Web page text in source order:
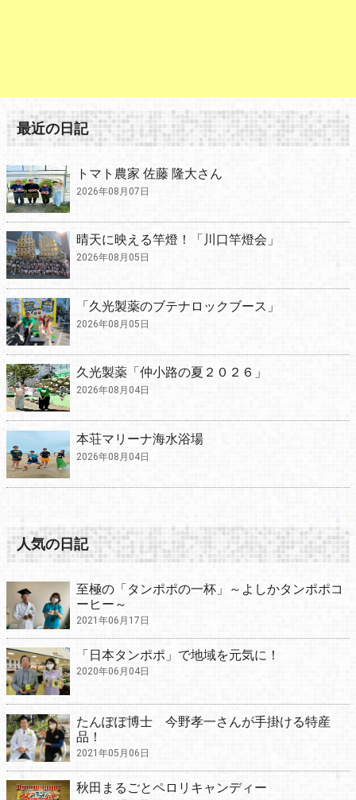
最近の日記
トマト農家 佐藤 隆大さん
2026年08月07日
晴天に映える竿燈！「川口竿燈会」
2026年08月05日
「久光製薬のブテナロックブース」
2026年08月05日
久光製薬「仲小路の夏２０２６」
2026年08月04日
本荘マリーナ海水浴場
2026年08月04日
人気の日記
至極の「タンポポの一杯」～よしかタンポポコ
ーヒー～
2021年06月17日
「日本タンポポ」で地域を元気に！
2020年06月04日
たんぽぽ博士 今野孝一さんが手掛ける特産
品！
2021年05月06日
秋田まるごとペロリキャンディー